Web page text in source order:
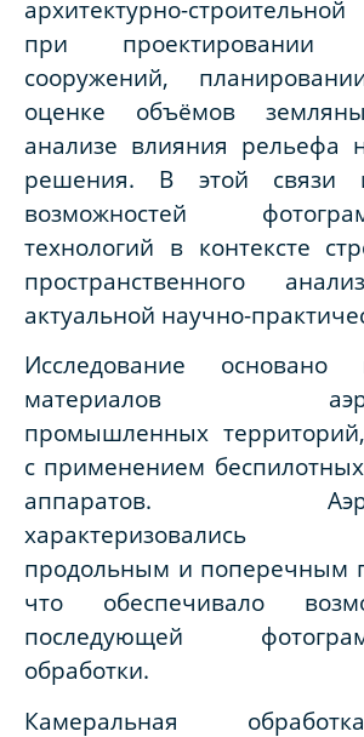
архитектурно-
при
сооружений,
оценке объёмов
анализе влияния рельефа
решения. В этой связи
возможностей
технологий в контексте
пространственного
актуальной научно-
Исследование
материалов
промышленных
с применением
аппаратов.
характеризовались
продольным и поперечным
что обеспечивало
последующей
обработки.
Камеральная